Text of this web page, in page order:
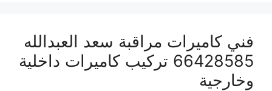
فني كاميرات مراقبة سعد العبدالله
66428585 تركيب كاميرات داخلية
وخارجية